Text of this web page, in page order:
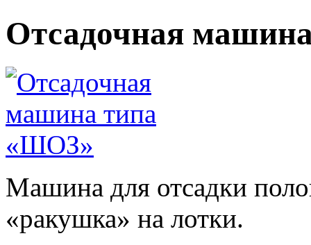
Отсадочная
Машина для отсадки
«ракушка» на лотки.